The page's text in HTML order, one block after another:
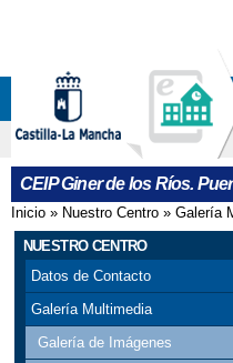
CEIP Giner de los Ríos.
Se encuentra
Inicio » Nuestro Centro » Galería
NUESTRO CENTRO
Datos de Contacto
Galería Multimedia
Galería de Imágenes